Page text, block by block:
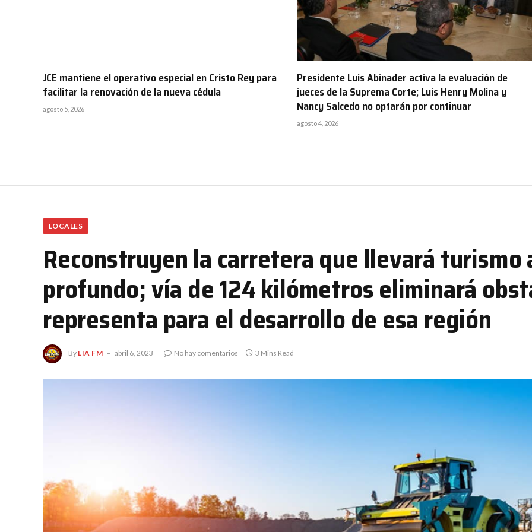
JCE mantiene el operativo especial en Cristo Rey para
facilitar la renovación de la nueva cédula
agosto 5, 2026
Presidente Luis Abinader activa la evaluación de
jueces de la Suprema Corte; Luis Henry Molina y
Nancy Salcedo no optarán por continuar
agosto 4, 2026
LOCALES
Reconstruyen la carretera que llevará turismo
profundo; vía de 124 kilómetros eliminará
representa para el desarrollo de esa región
By LIA FM abril 6, 2023 No hay comentarios 3 Mins Read